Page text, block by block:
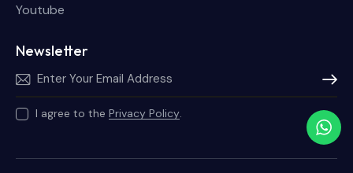
Youtube
Newsletter
I agree to the Privacy Policy.